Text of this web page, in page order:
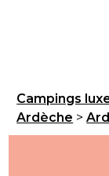
Campings
Ardèche >